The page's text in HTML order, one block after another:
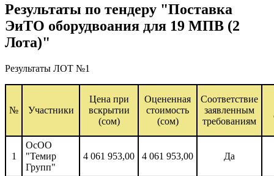
Результаты по тендеру "Поставка
ЭиТО оборудвоания для 19 МПВ (2
Лота)"
Результаты ЛОТ №1
№ Участники
Цена при
вскрытии
(сом)
Оцененная
стоимость
(сом)
Соответствие
заявленным
требованиям
1
ОсОО
"Темир
Групп"
4 061 953,00 4 061 953,00 Да